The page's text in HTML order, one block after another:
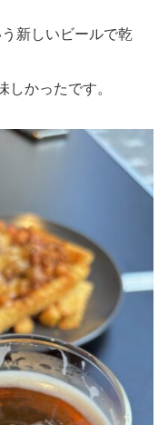
新しいビールで乾
かったです。